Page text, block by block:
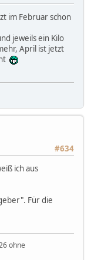
im Februar schon
jeweils ein Kilo
April ist jetzt
#634
ich aus
Für die
ohne